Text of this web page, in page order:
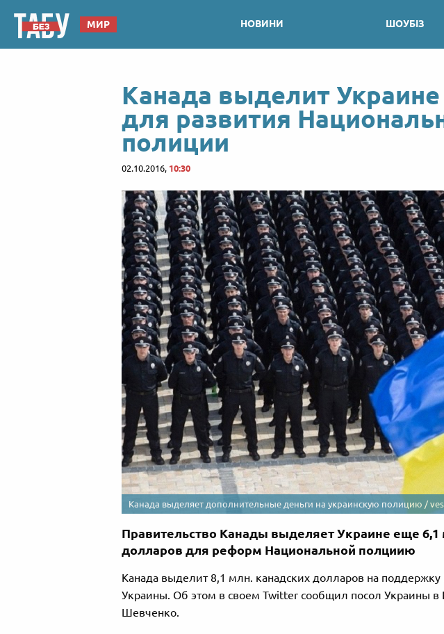
МИР НОВИНИ ШОУБІЗ
Канада выделит
для развития
полиции
02.10.2016, 10:30
Канада выделяет дополнительные деньги на украинскую полицию /
Правительство Канады выделяет Украине еще
долларов для реформ Национальной полциию
Канада выделит 8,1 млн. канадских долларов на
Украины. Об этом в своем Twitter сообщил посол Украины в
Шевченко.